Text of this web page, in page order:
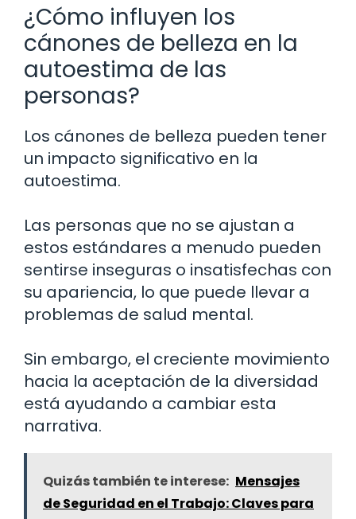
¿Cómo influyen los
cánones de belleza en la
autoestima de las
personas?
Los cánones de belleza pueden tener
un impacto significativo en la
autoestima.
Las personas que no se ajustan a
estos estándares a menudo pueden
sentirse inseguras o insatisfechas con
su apariencia, lo que puede llevar a
problemas de salud mental.
Sin embargo, el creciente movimiento
hacia la aceptación de la diversidad
está ayudando a cambiar esta
narrativa.
Quizás también te interese: Mensajes
de Seguridad en el Trabajo: Claves para